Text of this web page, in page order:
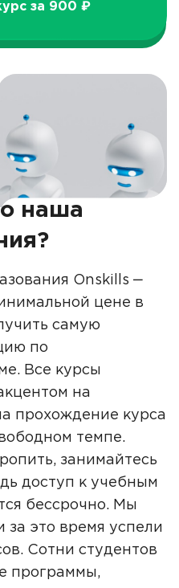
за 900 ₽
наша
Onskills ‒
цене в
самую
по
Все курсы
на
прохождение курса
темпе.
занимайтесь
доступ к учебным
бессрочно. Мы
за это время успели
Сотни студентов
программы,